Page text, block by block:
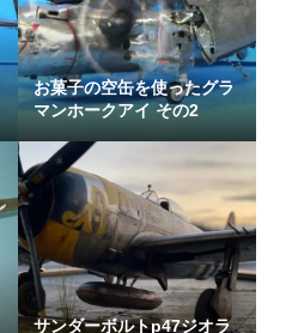
お菓子の空缶を使ったグラ
マンホークアイ その2
サンダーボルトp47ジオラ